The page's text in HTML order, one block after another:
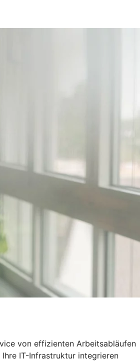
von effizienten Arbeitsabläufen
IT-Infrastruktur integrieren